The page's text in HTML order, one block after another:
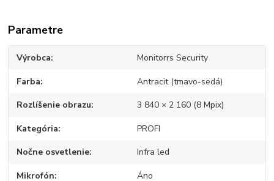
Parametre
Výrobca Monitorrs Security
Farba Antracit (tmavo-sedá)
Rozlíšenie obrazu 3 840 × 2 160 (8 Mpix)
Kategória PROFI
Nočne osvetlenie Infra led
Mikrofón Áno